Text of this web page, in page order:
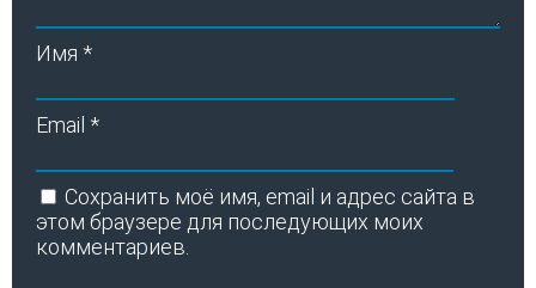
Имя *
Email *
Сохранить моё имя, email и адрес сайта в
этом браузере для последующих моих
комментариев.